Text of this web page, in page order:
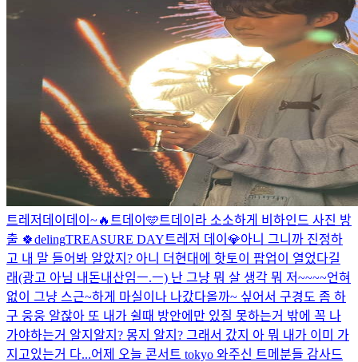
트레저데이데이~🔥 트데이🩵트데이라 소소하게 비하인드 사진 방
출 🍀delingTREASURE DAY트레저 데이💎아니 그니까 진정하
고 내 말 들어봐 알았지? 아니 더현대에 핫토이 팝업이 열었다길
래(광고 아님 내돈내산임ㅡ.ㅡ) 난 그냥 뭐 살 생각 뭐 저~~~~언혀
없이 그냥 스근~하게 마실이나 나갔다올까~ 싶어서 구경도 좀 하
구 웅웅 알잖아 또 내가 쉴때 방안에만 있질 못하는거 밖에 꼭 나
가야하는거 알지알지? 몽지 알지? 그래서 갔지 아 뭐 내가 이미 가
지고있는거 다...어제 오늘 콘서트 tokyo 와주신 트메분들 감사드